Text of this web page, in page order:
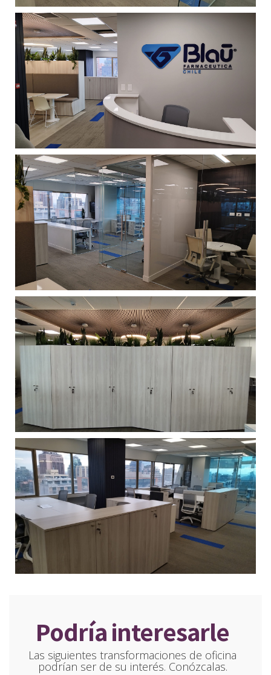
Podría interesarle
Las siguientes transformaciones de oficina
podrían ser de su interés. Conózcalas.